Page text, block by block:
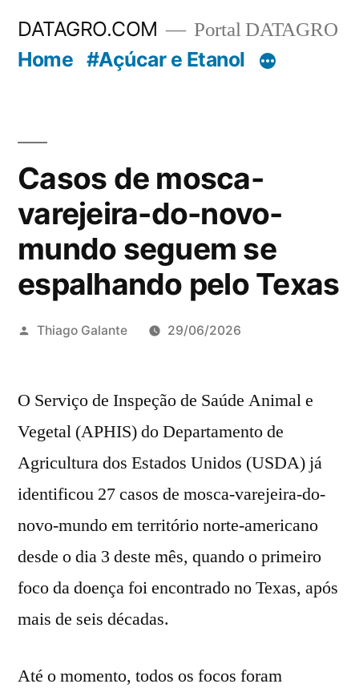
DATAGRO.COM Portal DATAGRO
Home #Açúcar e Etanol
Casos de mosca-
varejeira-do-novo-
mundo seguem se
espalhando pelo Texas
Publicado
Thiago Galante 29/06/2026
O Serviço de Inspeção de Saúde Animal e
Vegetal (APHIS) do Departamento de
Agricultura dos Estados Unidos (USDA) já
identificou 27 casos de mosca-varejeira-do-
novo-mundo em território norte-americano
desde o dia 3 deste mês, quando o primeiro
foco da doença foi encontrado no Texas, após
mais de seis décadas.
Até o momento, todos os focos foram